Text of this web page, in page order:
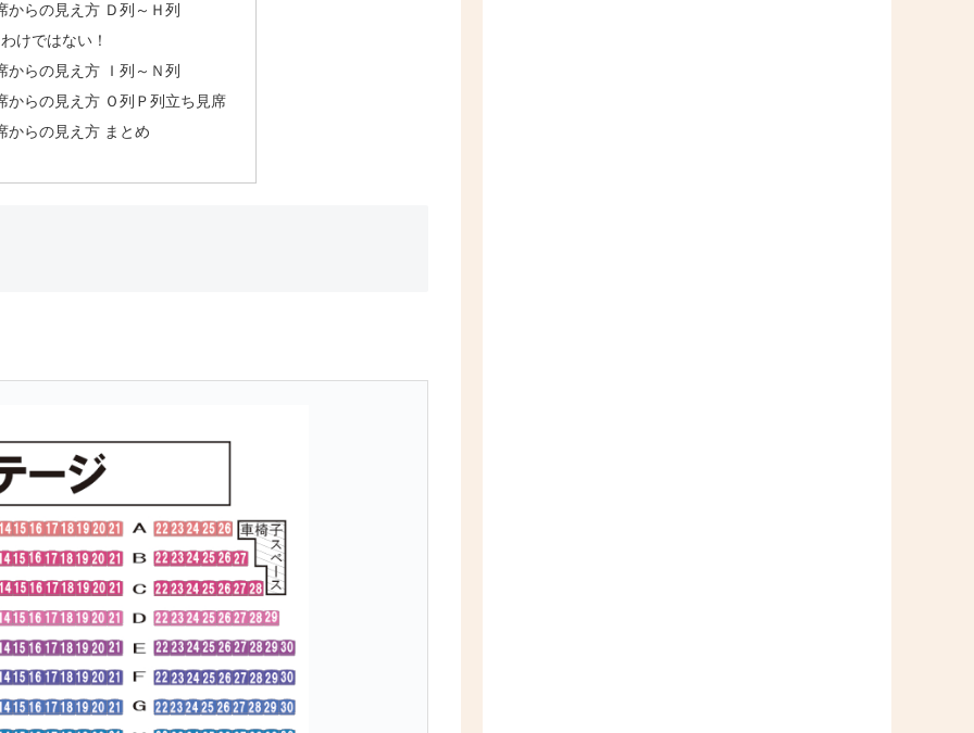
からの見え方 Ｄ列～Ｈ列
けではない！
からの見え方 Ｉ列～Ｎ列
からの見え方 Ｏ列Ｐ列立ち見席
からの見え方 まとめ